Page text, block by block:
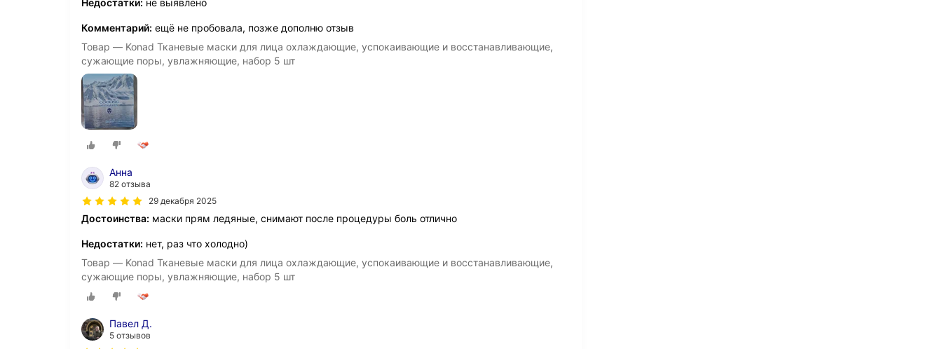
Комментарий: ещё не пробовала, позже дополню отзыв
Товар — Konad Тканевые маски для лица охлаждающие, успокаивающие и восстанавливающие,
сужающие поры, увлажняющие, набор 5 шт
Анна
82 отзыва
29 декабря 2025
Достоинства: маски прям ледяные, снимают после процедуры боль отлично
Недостатки: нет, раз что холодно)
Товар — Konad Тканевые маски для лица охлаждающие, успокаивающие и восстанавливающие,
сужающие поры, увлажняющие, набор 5 шт
Павел Д.
5 отзывов